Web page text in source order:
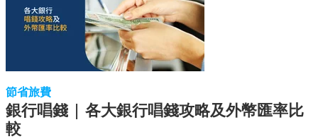
節省旅費
銀行唱錢 | 各大銀行唱錢攻略及外幣匯率比
較